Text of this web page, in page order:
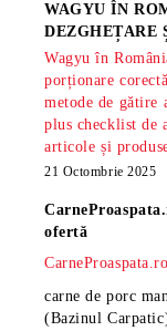
WAGYU ÎN
DEZGHEȚARE
Wagyu în
porționare
metode de gătire
plus checklist de
articole și
21 Octombrie 2025
ofertă
carne de porc
(Bazinul